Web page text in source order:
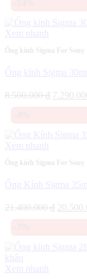
Xem nhanh
Ống kính Sigma For Sony
Ống kính Sigma
8.500.000₫ Giá
Xem nhanh
Ống kính Sigma For Sony
Ống Kính Sigma
21.400.000₫
Giá
Xem nhanh